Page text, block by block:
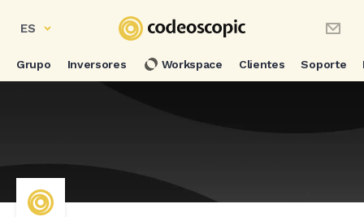
ES
Grupo Inversores Workspace Clientes Soporte